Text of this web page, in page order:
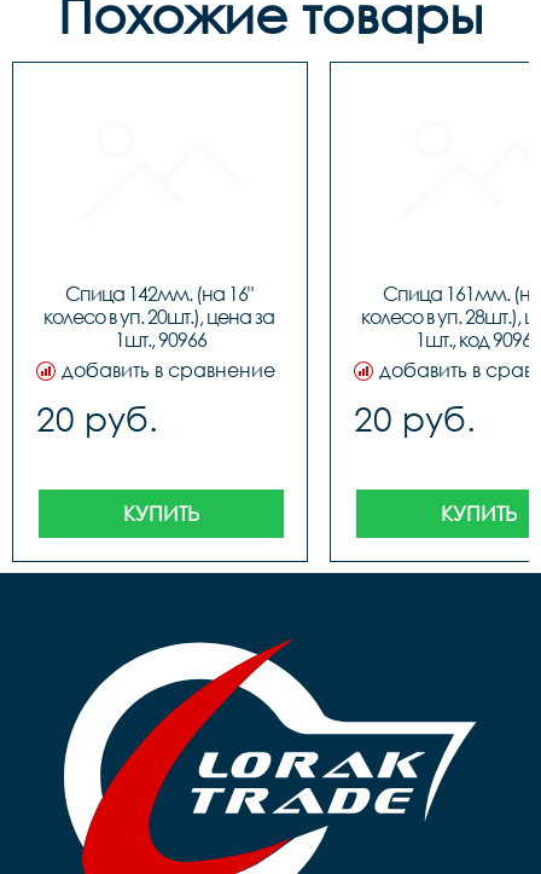
Похожие товары
Спица 142мм. (на 16"
колесо в уп. 20шт.), цена за
1шт., 90966
добавить в сравнение
20 руб.
КУПИТЬ
Спица 161мм. (на
колесо в уп. 28шт.),
1шт., код 90967
добавить в
20 руб.
КУПИТЬ